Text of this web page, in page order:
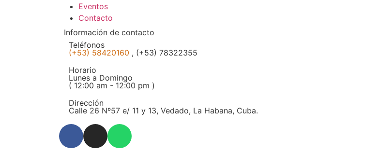
Eventos
Contacto
Información de contacto
Teléfonos
(+53) 58420160 , (+53) 78322355
Horario
Lunes a Domingo
( 12:00 am - 12:00 pm )
Dirección
Calle 26 Nº57 e/ 11 y 13, Vedado, La Habana, Cuba.